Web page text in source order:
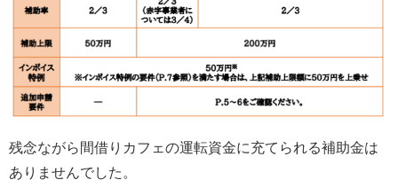
残念ながら間借りカフェの運転資金に充てられる補助金は
ありませんでした。